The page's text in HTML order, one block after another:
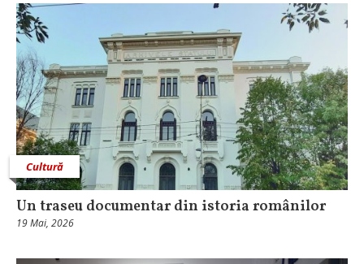
Cultură
Un traseu documentar din istoria românilor
19 Mai, 2026